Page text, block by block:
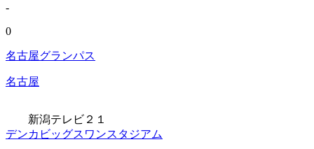
-
0
名古屋グランパス
名古屋
新潟テレビ２１
デンカビッグスワンスタジアム